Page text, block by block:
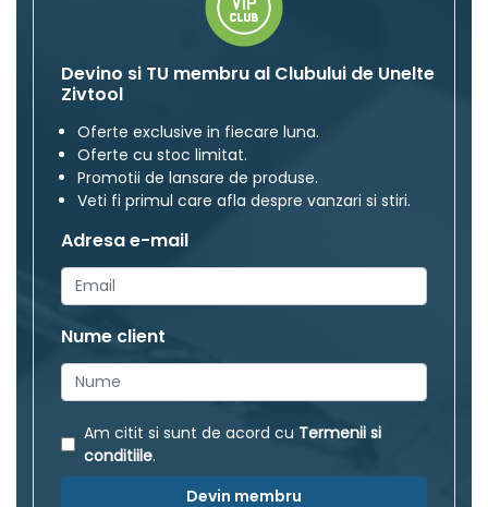
Devino si TU membru al Clubului de Unelte
Zivtool
Oferte exclusive in fiecare luna.
Oferte cu stoc limitat.
Promotii de lansare de produse.
Veti fi primul care afla despre vanzari si stiri.
Adresa e-mail
Nume client
Am citit si sunt de acord cu Termenii si
conditiile.
Devin membru